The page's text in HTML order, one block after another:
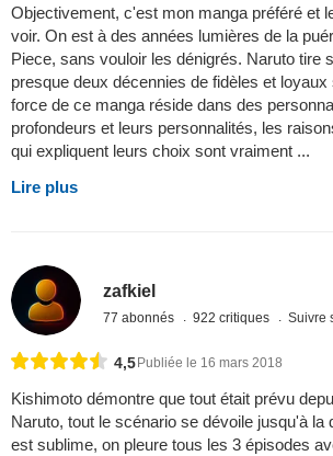
Objectivement, c'est mon manga préféré et
voir. On est à des années lumières de la
Piece, sans vouloir les dénigrés. Naruto tire
presque deux décennies de fidèles et
force de ce manga réside dans des
profondeurs et leurs personnalités, les
qui expliquent leurs choix sont vraiment ...
Lire plus
zafkiel
77 abonnés 922 critiques Suivre
4,5 Publiée le 16 mars 2018
Kishimoto démontre que tout était prévu
Naruto, tout le scénario se dévoile jusqu'à la
est sublime, on pleure tous les 3 épisodes